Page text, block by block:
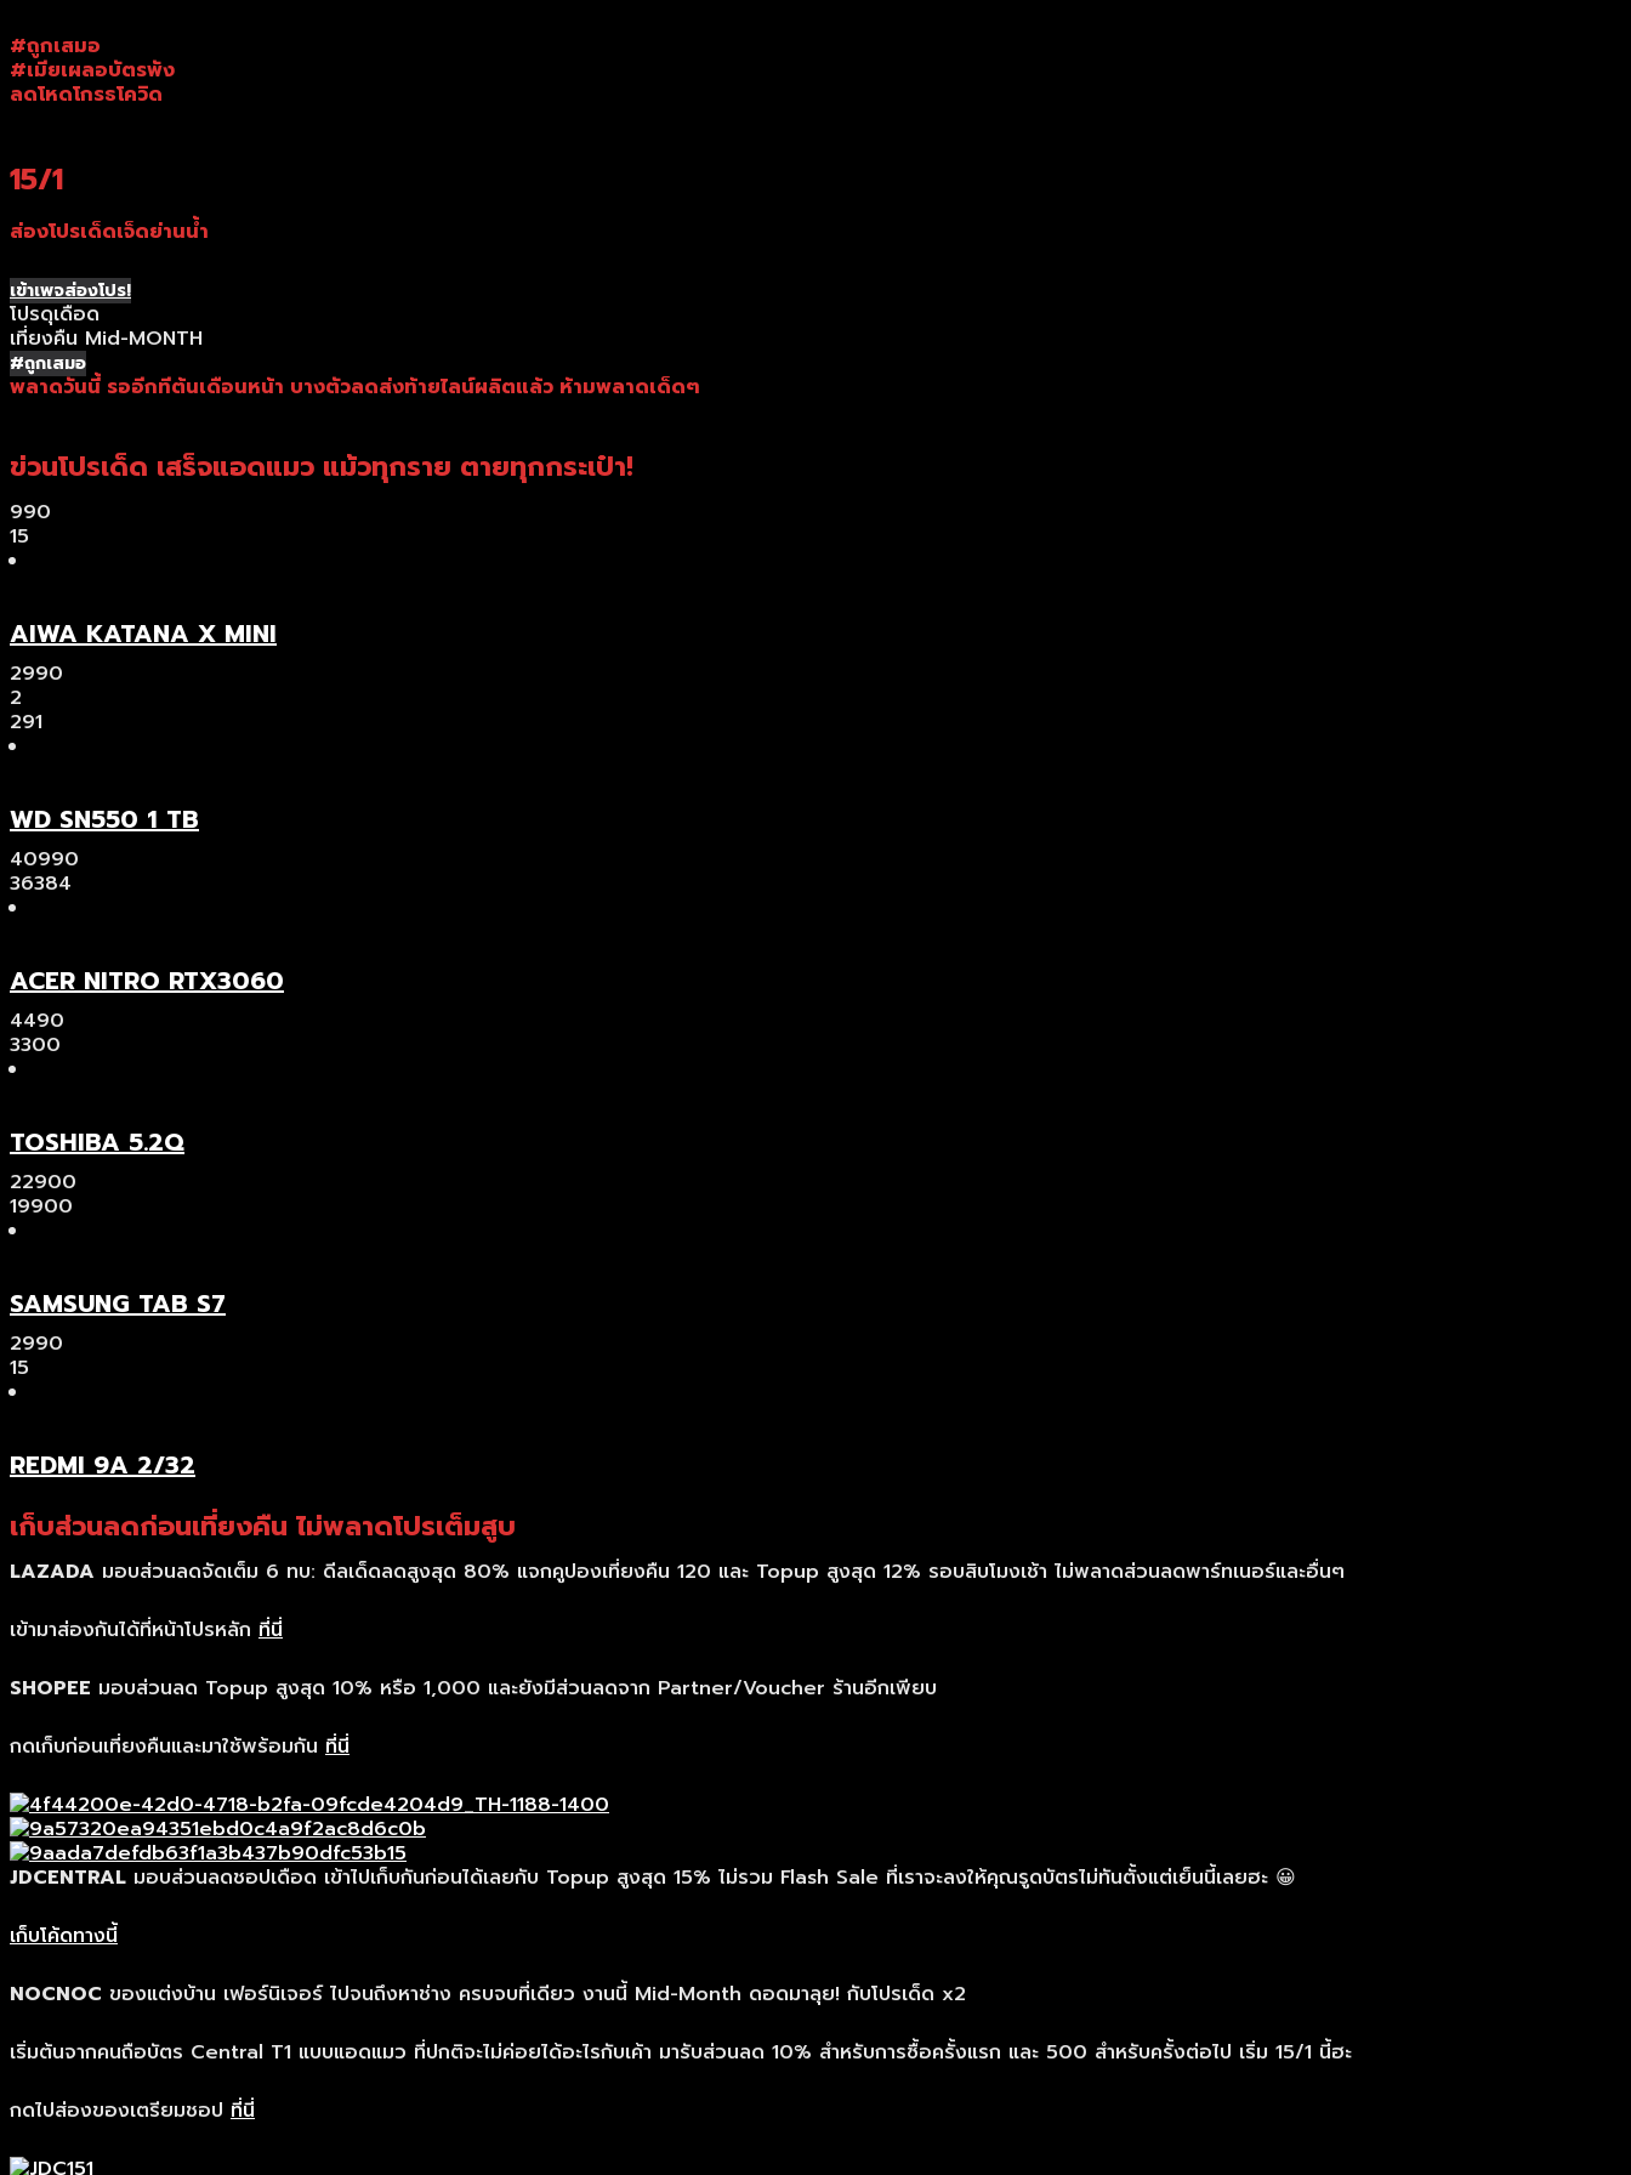
#ถูกเสมอ
#เมียเผลอบัตรพัง
ลดโหดโกรธโควิด
15/1
ส่องโปรเด็ดเจ็ดย่านน้ำ
เข้าเพจส่องโปร!
โปรดุเดือด
เที่ยงคืน Mid-MONTH
#ถูกเสมอ
พลาดวันนี้ รออีกทีต้นเดือนหน้า บางตัวลดส่งท้ายไลน์ผลิตแล้ว ห้ามพลาดเด็ดๆ
ข่วนโปรเด็ด เสร็จแอดแมว แม้วทุกราย ตายทุกกระเป๋า!
990
15
AIWA KATANA X MINI
2990
2
291
WD SN550 1 TB
40990
36384
ACER NITRO RTX3060
4490
3300
TOSHIBA 5.2Q
22900
19900
SAMSUNG TAB S7
2990
15
REDMI 9A 2/32
เก็บส่วนลดก่อนเที่ยงคืน ไม่พลาดโปรเต็มสูบ
LAZADA มอบส่วนลดจัดเต็ม 6 ทบ: ดีลเด็ดลดสูงสุด 80% แจกคูปองเที่ยงคืน 120 และ Topup สูงสุด 12% รอบสิบโมงเช้า ไม่พลาดส่วนลดพาร์ทเนอร์และอื่นๆ
เข้ามาส่องกันได้ที่หน้าโปรหลัก ที่นี่
SHOPEE มอบส่วนลด Topup สูงสุด 10% หรือ 1,000 และยังมีส่วนลดจาก Partner/Voucher ร้านอีกเพียบ
กดเก็บก่อนเที่ยงคืนและมาใช้พร้อมกัน ที่นี่
JDCENTRAL มอบส่วนลดชอปเดือด เข้าไปเก็บกันก่อนได้เลยกับ Topup สูงสุด 15% ไม่รวม Flash Sale ที่เราจะลงให้คุณรูดบัตรไม่ทันตั้งแต่เย็นนี้เลยฮะ 😀
เก็บโค้ดทางนี้
NOCNOC ของแต่งบ้าน เฟอร์นิเจอร์ ไปจนถึงหาช่าง ครบจบที่เดียว งานนี้ Mid-Month ดอดมาลุย! กับโปรเด็ด x2
เริ่มต้นจากคนถือบัตร Central T1 แบบแอดแมว ที่ปกติจะไม่ค่อยได้อะไรกับเค้า มารับส่วนลด 10% สำหรับการซื้อครั้งแรก และ 500 สำหรับครั้งต่อไป เริ่ม 15/1 นี้ฮะ
กดไปส่องของเตรียมชอป ที่นี่